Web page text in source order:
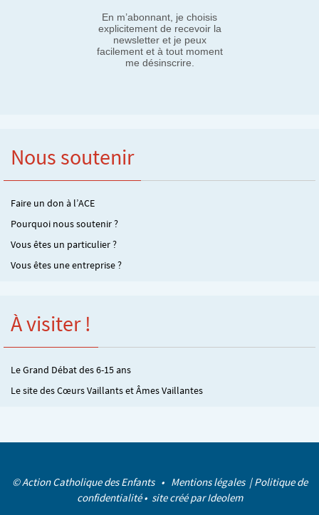
En m’abonnant, je choisis
explicitement de recevoir la
newsletter et je peux
facilement et à tout moment
me désinscrire.
Nous soutenir
Faire un don à l’ACE
Pourquoi nous soutenir ?
Vous êtes un particulier ?
Vous êtes une entreprise ?
À visiter !
Le Grand Débat des 6-15 ans
Le site des Cœurs Vaillants et Âmes Vaillantes
© Action Catholique des Enfants • Mentions légales |Politique de
confidentialité• site créé parIdeolem